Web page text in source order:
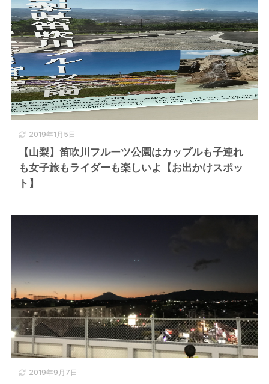
2019年1月5日
【山梨】笛吹川フルーツ公園はカップルも子連れ
も女子旅もライダーも楽しいよ【お出かけスポッ
ト】
2019年9月7日